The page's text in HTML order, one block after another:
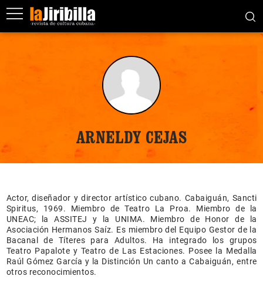
ARNELDY CEJAS
Actor, diseñador y director artístico cubano. Cabaiguán, Sancti
Spiritus, 1969. Miembro de Teatro La Proa. Miembro de la
UNEAC; la ASSITEJ y la UNIMA. Miembro de Honor de la
Asociación Hermanos Saíz. Es miembro del Equipo Gestor de la
Bacanal de Títeres para Adultos. Ha integrado los grupos
Teatro Papalote y Teatro de Las Estaciones. Posee la Medalla
Raúl Gómez García y la Distinción Un canto a Cabaiguán, entre
otros reconocimientos.